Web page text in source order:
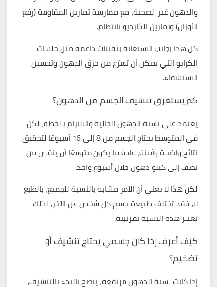
والدهون غير الصحية، مع ممارسة تمارين المقاومة (رفع
الأوزان) وتمارين الكارديو بانتظام.
كل هذا بجانب الاستعانة بتقنيات داعمة مثل جلسات
الكرايو التي يمكن أن تسرّع من حرق الدهون وتحسين
الاستشفاء.
كم يستغرق تنشيف الجسم من الدهون؟
يعتمد على نسبة الدهون الحالية والالتزام بالخطة، لكن
في المتوسط يحتاج الجسم من 8 إلى 16 أسبوعًا لتحقيق
نتائج واضحة وآمنة، عادة ما يكون متوقعًا أن ينقص من
نصف إلى كيلو دهون خلال أسبوع واحد.
لكن هذا لا يعني أن الأمر مشابه بالنسبة للجميع، بالطبع
لا، فقد تختلف طبيعة جسم كل شخص عن الآخر، لذلك
تعتبر هذه النسبة تقريبية.
كيف أعرف إذا كان جسمي يحتاج تنشيف أو
تضخيم؟
إذا كانت نسبة الدهون مرتفعة، ينصح بالبدء بالتنشيف،